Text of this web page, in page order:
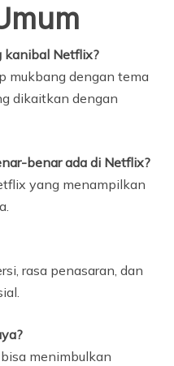
kanibal Netflix?
mukbang dengan tema
dikaitkan dengan
benar ada di Netflix?
yang menampilkan
rasa penasaran, dan
menimbulkan